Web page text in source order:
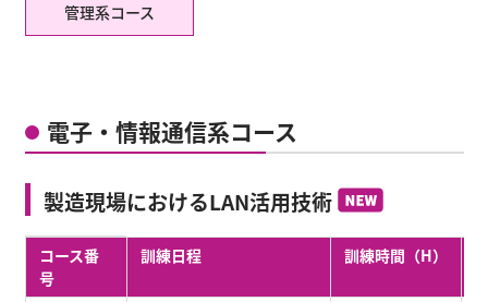
管理系コース
電子・情報通信系コース
製造現場におけるLAN活用技術 NEW
製造現場におけるLAN活用技術のコース番号、訓練日程、訓練時
コース番
号
訓練日程 訓練時間（H）